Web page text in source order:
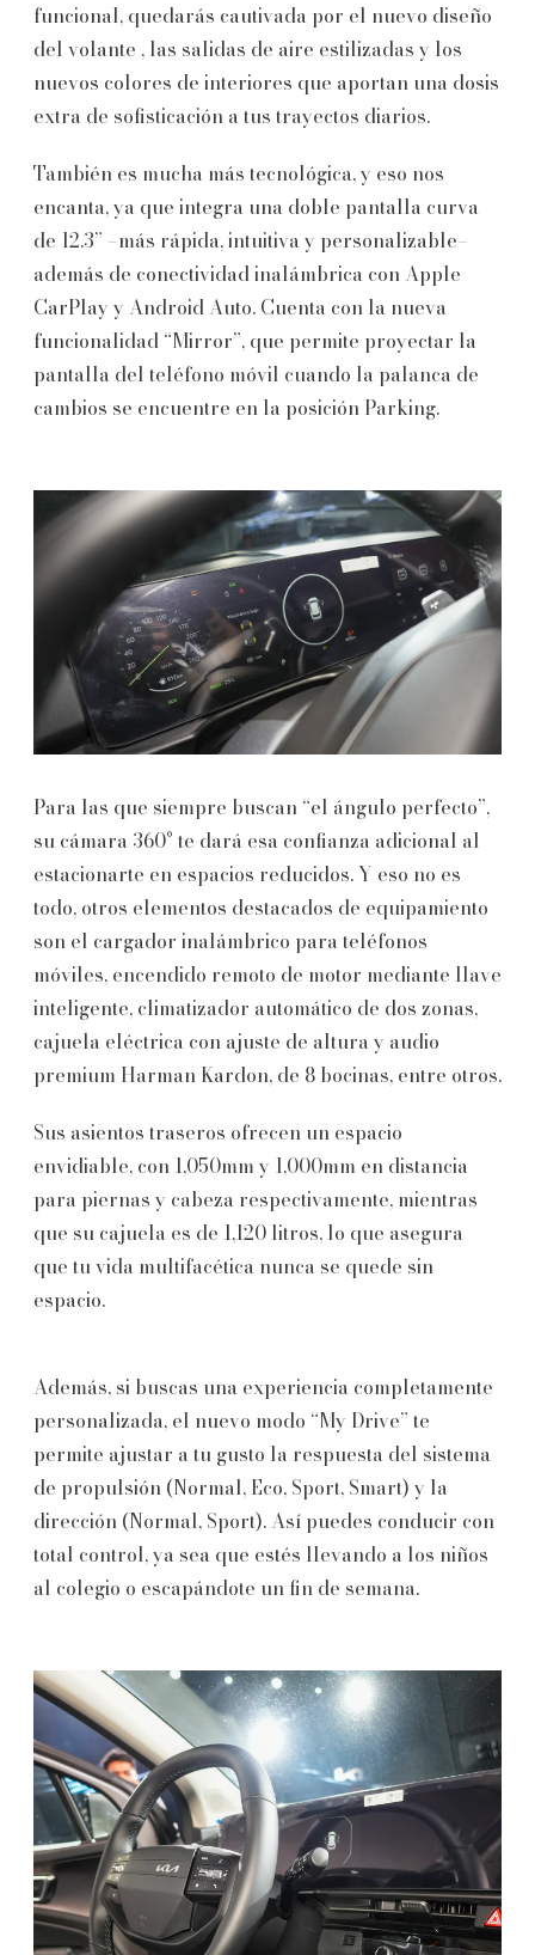
funcional, quedarás cautivada por el nuevo diseño
del volante , las salidas de aire estilizadas y los
nuevos colores de interiores que aportan una dosis
extra de sofisticación a tus trayectos diarios.
También es mucha más tecnológica, y eso nos
encanta, ya que integra una doble pantalla curva
de 12.3” –más rápida, intuitiva y personalizable–
además de conectividad inalámbrica con Apple
CarPlay y Android Auto. Cuenta con la nueva
funcionalidad “Mirror”, que permite proyectar la
pantalla del teléfono móvil cuando la palanca de
cambios se encuentre en la posición Parking.
Para las que siempre buscan “el ángulo perfecto”,
su cámara 360° te dará esa confianza adicional al
estacionarte en espacios reducidos. Y eso no es
todo, otros elementos destacados de equipamiento
son el cargador inalámbrico para teléfonos
móviles, encendido remoto de motor mediante llave
inteligente, climatizador automático de dos zonas,
cajuela eléctrica con ajuste de altura y audio
premium Harman Kardon, de 8 bocinas, entre otros.
Sus asientos traseros ofrecen un espacio
envidiable, con 1,050mm y 1,000mm en distancia
para piernas y cabeza respectivamente, mientras
que su cajuela es de 1,120 litros, lo que asegura
que tu vida multifacética nunca se quede sin
espacio.
Además, si buscas una experiencia completamente
personalizada, el nuevo modo “My Drive” te
permite ajustar a tu gusto la respuesta del sistema
de propulsión (Normal, Eco, Sport, Smart) y la
dirección (Normal, Sport). Así puedes conducir con
total control, ya sea que estés llevando a los niños
al colegio o escapándote un fin de semana.